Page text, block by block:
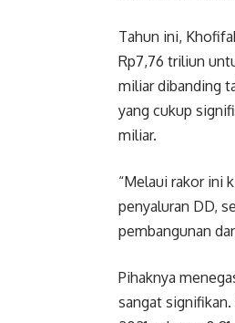
Tahun ini,
Rp7,76 triliun
miliar dibanding
yang cukup
miliar.
“Melaui rakor ini
penyaluran DD,
pembangunan
Pihaknya
sangat